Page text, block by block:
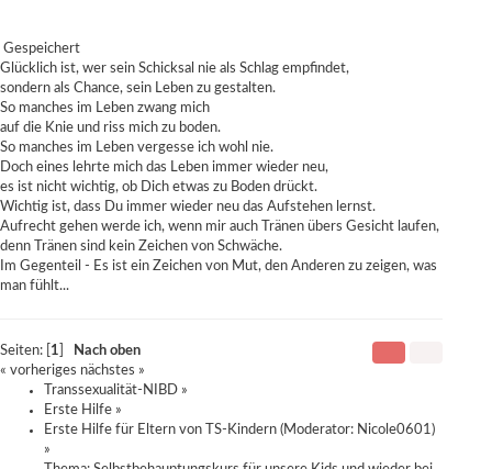
Gespeichert
Glücklich ist, wer sein Schicksal nie als Schlag empfindet,
sondern als Chance, sein Leben zu gestalten.
So manches im Leben zwang mich
auf die Knie und riss mich zu boden.
So manches im Leben vergesse ich wohl nie.
Doch eines lehrte mich das Leben immer wieder neu,
es ist nicht wichtig, ob Dich etwas zu Boden drückt.
Wichtig ist, dass Du immer wieder neu das Aufstehen lernst.
Aufrecht gehen werde ich, wenn mir auch Tränen übers Gesicht laufen,
denn Tränen sind kein Zeichen von Schwäche.
Im Gegenteil - Es ist ein Zeichen von Mut, den Anderen zu zeigen, was
man fühlt...
Seiten: [ 1
Nach oben
« vorheriges nächstes »
Transsexualität-NIBD »
Erste Hilfe »
Erste Hilfe für Eltern von TS-Kindern (Moderator: Nicole0601)
»